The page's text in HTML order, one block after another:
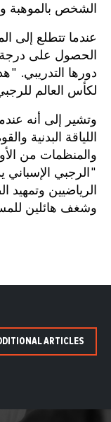
الشخص بالموهبة
عندما تتطلع إلى
الحصول على درجة
دورها التدريبي.
لكأس العالم للرجبي
وتشير إلى أنه
اللياقة البدنية
والمنظمات من
"الرجبي
الرياضيين وتمهيد
وشغف هائلين
ARTICLES